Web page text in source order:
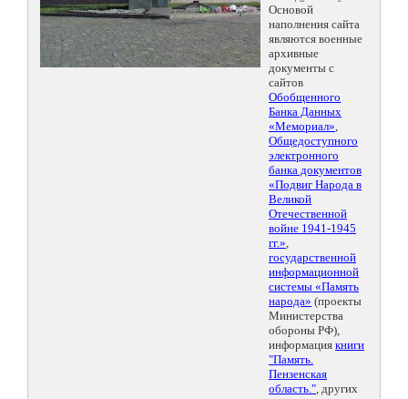
Основой
наполнения сайта
являются военные
архивные
документы с
сайтов
Обобщенного
Банка Данных
«Мемориал»,
Общедоступного
электронного
банка документов
«Подвиг Народа в
Великой
Отечественной
войне 1941-1945
гг.»,
государственной
информационной
системы «Память
народа» (проекты
Министерства
обороны РФ),
информация книги
"Память.
Пензенская
область.", других